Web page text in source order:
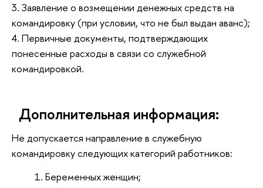
3. Заявление о возмещении денежных средств на
командировку (при условии, что не был выдан аванс);
4. Первичные документы, подтверждающих
понесенные расходы в связи со служебной
командировкой.
Дополнительная информация:
Не допускается направление в служебную
командировку следующих категорий работников:
Беременных женщин;